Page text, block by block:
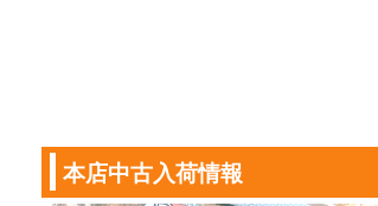
本店中古入荷情報